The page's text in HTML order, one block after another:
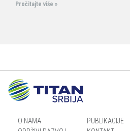
Pročitajte više »
O NAMA
PUBLIKACIJE